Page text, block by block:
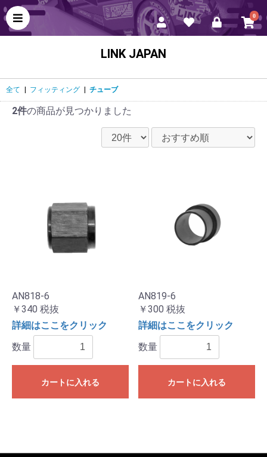
0
LINK JAPAN
全て フィッティング チューブ
2件の商品が見つかりました
AN818-6
￥340 税抜
詳細はここをクリック
数量
カートに入れる
AN819-6
￥300 税抜
詳細はここをクリック
数量
カートに入れる